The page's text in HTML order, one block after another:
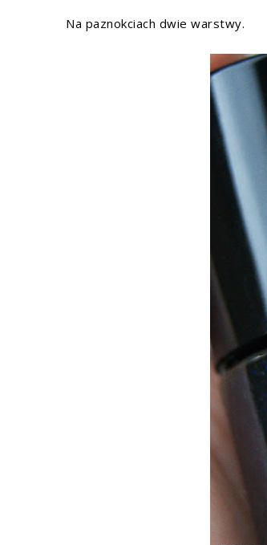
Na paznokciach dwie warstwy.